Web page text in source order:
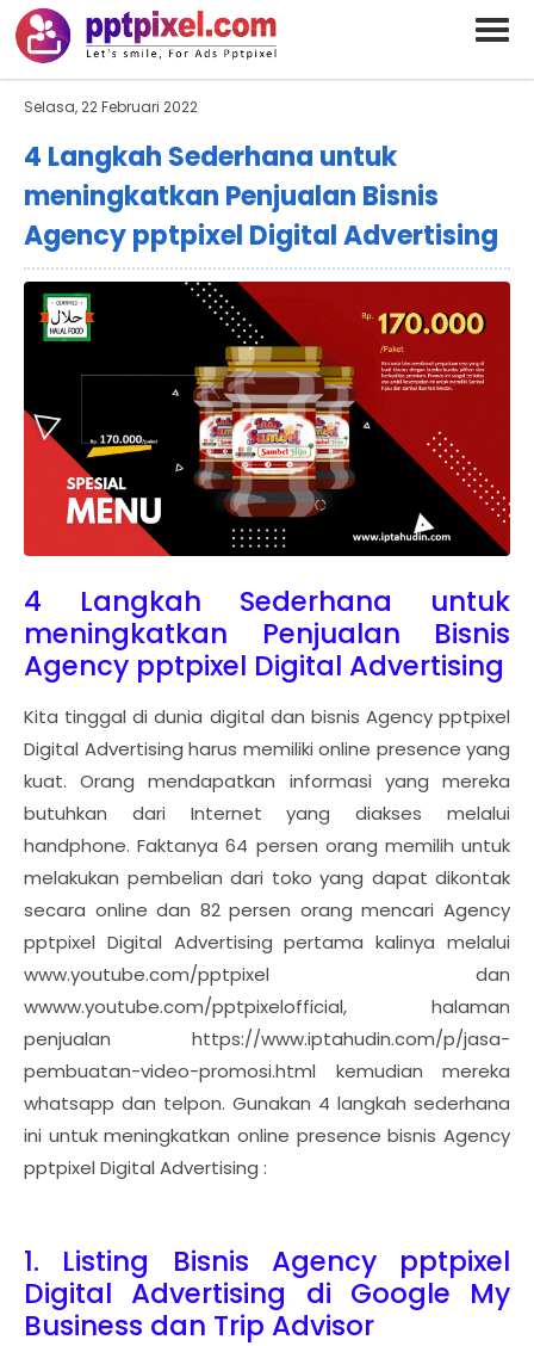
BARAND ANDA
Deskripsi Singkat Saja
Selasa, 22 Februari 2022
4 Langkah Sederhana untuk
meningkatkan Penjualan Bisnis
Agency pptpixel Digital Advertising
4 Langkah Sederhana untuk
meningkatkan Penjualan Bisnis
Agency pptpixel Digital Advertising
Kita tinggal di dunia digital dan bisnis Agency pptpixel
Digital Advertising harus memiliki online presence yang
kuat. Orang mendapatkan informasi yang mereka
butuhkan dari Internet yang diakses melalui
handphone. Faktanya 64 persen orang memilih untuk
melakukan pembelian dari toko yang dapat dikontak
secara online dan 82 persen orang mencari Agency
pptpixel Digital Advertising pertama kalinya melalui
www.youtube.com/pptpixel dan
wwww.youtube.com/pptpixelofficial, halaman
penjualan https://www.iptahudin.com/p/jasa-
pembuatan-video-promosi.html kemudian mereka
whatsapp dan telpon. Gunakan 4 langkah sederhana
ini untuk meningkatkan online presence bisnis Agency
pptpixel Digital Advertising :
1. Listing Bisnis Agency pptpixel
Digital Advertising di Google My
Business dan Trip Advisor